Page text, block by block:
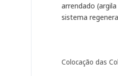
arrendado
sistema
Colocação das